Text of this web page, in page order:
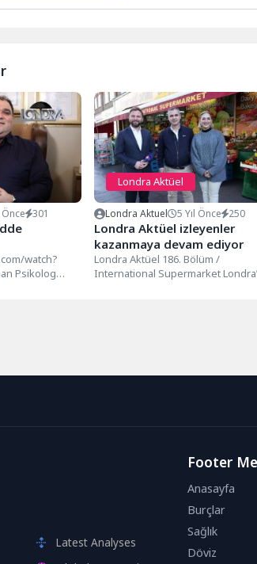
Önce 301
watch?
Psikolog
Londra Aktüel
Londra Aktuel 5 Yıl Önce 250
Londra Aktüel izleyenler
kazanmaya devam ediyor
Londra Aktüel 186. Bölüm /
International Supermarket
Latest Analyses
Footer
Anasayfa
Burçlar
Sağlık
Döviz